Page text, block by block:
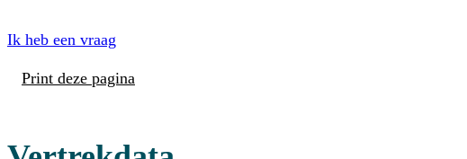
Ik heb een vraag
Print deze pagina